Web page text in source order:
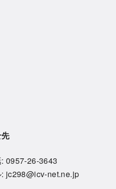
0957-26-3643
jc298@icv-net.ne.jp